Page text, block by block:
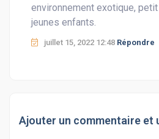
environnement exotique,
jeunes enfants.
juillet 15, 2022 12:48 Répondre
Ajouter un commentaire et